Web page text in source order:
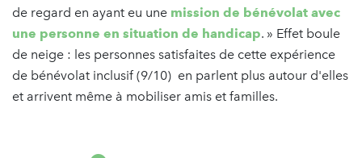
de regard en ayant eu une mission de bénévolat avec
une personne en situation de handicap. » Effet boule
de neige : les personnes satisfaites de cette expérience
de bénévolat inclusif (9/10) en parlent plus autour d'elles
et arrivent même à mobiliser amis et familles.